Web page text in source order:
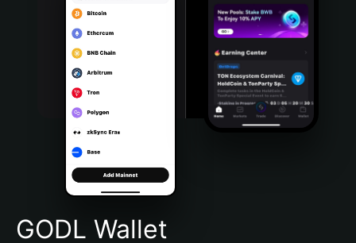
Português (Portugal)
Bahasa Indonesia
Português (Brasil)
Español (Argentina)
GODL Wallet